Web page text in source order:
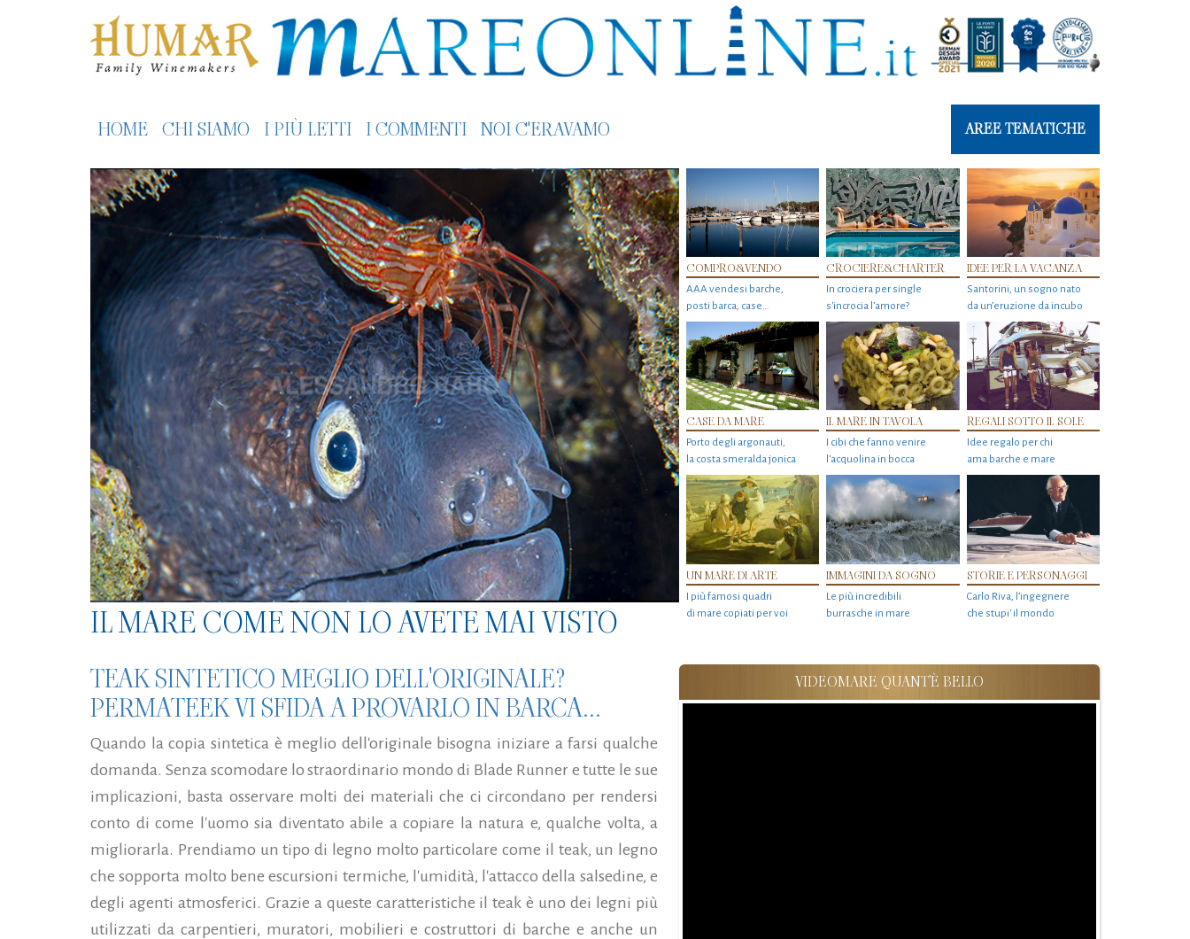
HOME CHI SIAMO I PIÙ LETTI I COMMENTI NOI C'ERAVAMO AREE TEMATICHE
IL MARE COME NON LO AVETE MAI VISTO
COMPRO&VENDO
AAA vendesi barche,
posti barca, case…
CROCIERE&CHARTER
In crociera per single
s'incrocia l’amore?
IDEE PER LA VACANZA
Santorini, un sogno nato
da un’eruzione da incubo
CASE DA MARE
Porto degli argonauti,
la costa smeralda jonica
IL MARE IN TAVOLA
I cibi che fanno venire
l’acquolina in bocca
REGALI SOTTO IL SOLE
Idee regalo per chi
ama barche e mare
UN MARE DI ARTE
I più famosi quadri
di mare copiati per voi
IMMAGINI DA SOGNO
Le più incredibili
burrasche in mare
STORIE E PERSONAGGI
Carlo Riva, l’ingegnere
che stupi' il mondo
TEAK SINTETICO MEGLIO DELL'ORIGINALE?
PERMATEEK VI SFIDA A PROVARLO IN BARCA...
Quando la copia sintetica è meglio dell'originale bisogna iniziare a farsi qualche
domanda. Senza scomodare lo straordinario mondo di Blade Runner e tutte le sue
implicazioni, basta osservare molti dei materiali che ci circondano per rendersi
conto di come l'uomo sia diventato abile a copiare la natura e, qualche volta, a
migliorarla. Prendiamo un tipo di legno molto particolare come il teak, un legno
che sopporta molto bene escursioni termiche, l'umidità, l'attacco della salsedine, e
degli agenti atmosferici. Grazie a queste caratteristiche il teak è uno dei legni più
utilizzati da carpentieri, muratori, mobilieri e costruttori di barche e anche un
VIDEOMARE QUANT'È BELLO